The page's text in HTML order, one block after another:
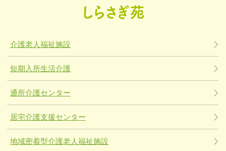
しらさぎ苑
介護老人福祉施設
短期入所生活介護
通所介護センター
居宅介護支援センター
地域密着型介護老人福祉施設